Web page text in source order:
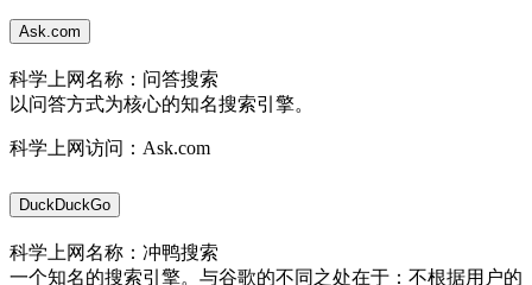
Ask.com
科学上网名称：问答搜索
以问答方式为核心的知名搜索引擎。
科学上网访问：Ask.com
DuckDuckGo
科学上网名称：冲鸭搜索
一个知名的搜索引擎。与谷歌的不同之处在于：不根据用户的